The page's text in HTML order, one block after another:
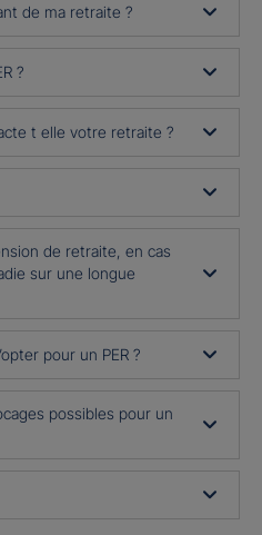
de ma retraite ?
?
t elle votre retraite ?
de retraite, en cas
sur une longue
pour un PER ?
possibles pour un